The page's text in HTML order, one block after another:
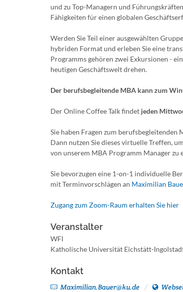
und zu Top-Managern und
Fähigkeiten für einen globalen
Werden Sie Teil einer ausgewählten
hybriden Format und erleben Sie eine
Programms gehören zwei Exkursionen -
heutigen Geschäftswelt drehen.
Der berufsbegleitende MBA kann zum
Der Online Coffee Talk findet jeden
Sie haben Fragen zum
Dann nutzen Sie dieses virtuelle Treffen,
von unserem MBA Programm Manager zu
Sie bevorzugen eine 1-on-1 individuelle
mit Terminvorschlägen an Maximilian
Zugang zum Zoom-Raum erhalten Sie hier
Veranstalter
WFI
Katholische Universität Eichstätt-
Kontakt
Maximilian.Bauer@ku.de